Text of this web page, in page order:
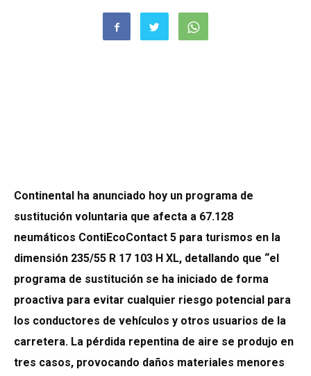
Continental ha anunciado hoy un programa de
sustitución voluntaria que afecta a 67.128
neumáticos ContiEcoContact 5 para turismos en la
dimensión 235/55 R 17 103 H XL, detallando que “el
programa de sustitución se ha iniciado de forma
proactiva para evitar cualquier riesgo potencial para
los conductores de vehículos y otros usuarios de la
carretera. La pérdida repentina de aire se produjo en
tres casos, provocando daños materiales menores